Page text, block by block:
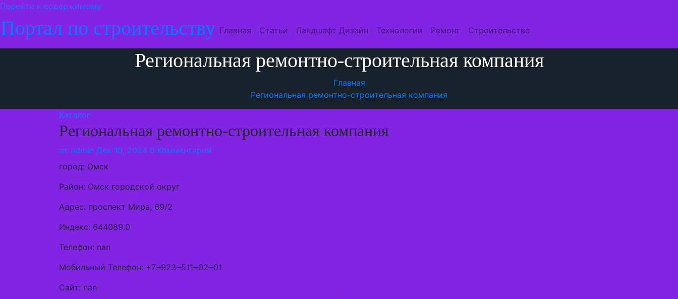
Перейти к содержимому
Портал по строительству Главная Статьи Ландшафт Дизайн Технологии Ремонт Строительство
Региональная ремонтно-строительная компания
Главная
Региональная ремонтно-строительная компания
Каталог
Региональная ремонтно-строительная компания
от admin Дек 10, 2024 0 Комментарий
город: Омск
Район: Омск городской округ
Адрес: проспект Мира, 69/2
Индекс: 644089.0
Телефон: nan
Мобильный Телефон: +7‒923‒511‒02‒01
Сайт: nan